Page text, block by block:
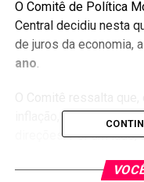
O Comitê de Política
Central decidiu nesta
de juros da economia,
ano.
inflação, permanecem
direções. Por um lado,
dascommodities